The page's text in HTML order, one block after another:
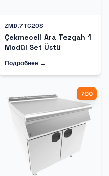
ZMD.7TC20S
Çekmeceli Ara Tezgah 1
Modül Set Üstü
Подробнее →
700